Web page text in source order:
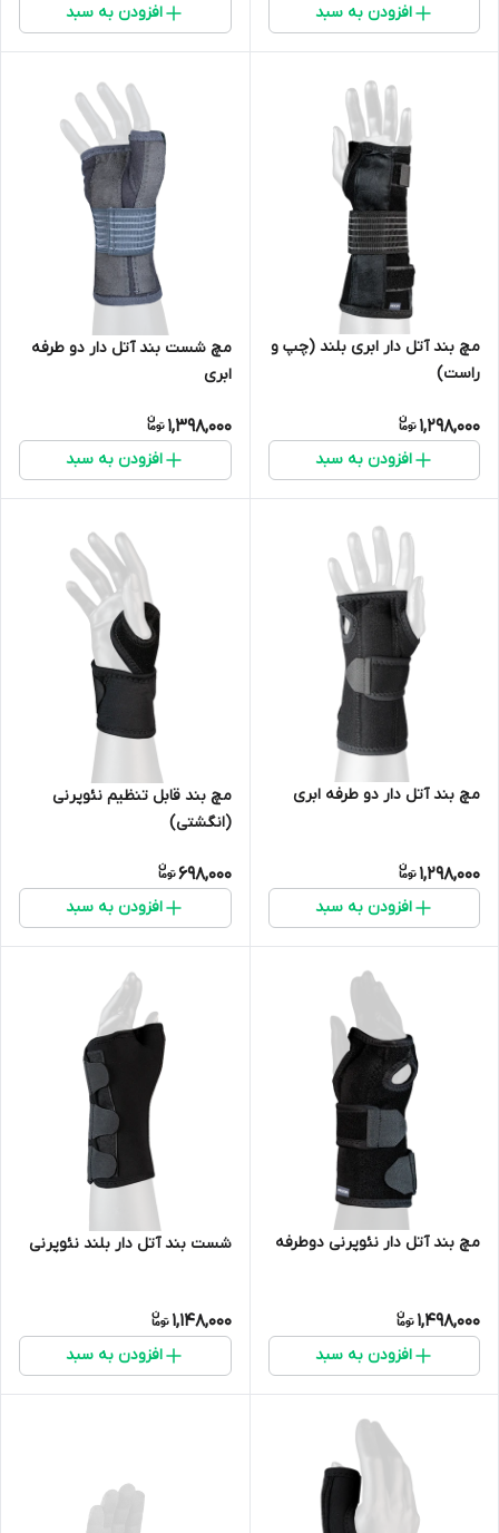
افزودن به سبد افزودن به سبد
مچ بند آتل دار ابری بلند (چپ و
راست)
1,298,000
افزودن به سبد
مچ شست بند آتل دار دو طرفه
ابری
1,398,000
افزودن به سبد
مچ بند آتل دار دو طرفه ابری
1,298,000
افزودن به سبد
مچ بند قابل تنظیم نئوپرنی
(انگشتی)
698,000
افزودن به سبد
مچ بند آتل دار نئوپرنی دوطرفه
1,498,000
افزودن به سبد
شست بند آتل دار بلند نئوپرنی
1,148,000
افزودن به سبد